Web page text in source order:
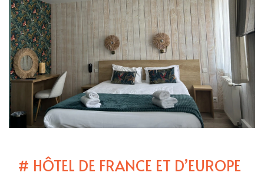
# HÔTEL DE FRANCE ET D’EUROPE